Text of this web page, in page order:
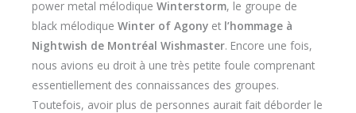
power metal mélodique Winterstorm, le groupe de
black mélodique Winter of Agony et l’hommage à
Nightwish de Montréal Wishmaster. Encore une fois,
nous avions eu droit à une très petite foule comprenant
essentiellement des connaissances des groupes.
Toutefois, avoir plus de personnes aurait fait déborder le